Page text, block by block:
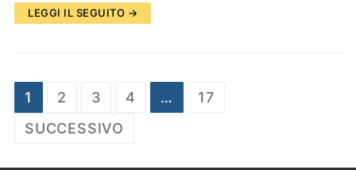
LEGGI IL SEGUITO →
Paginazione
degli
1 2 3 4 …
17
SUCCESSIVO